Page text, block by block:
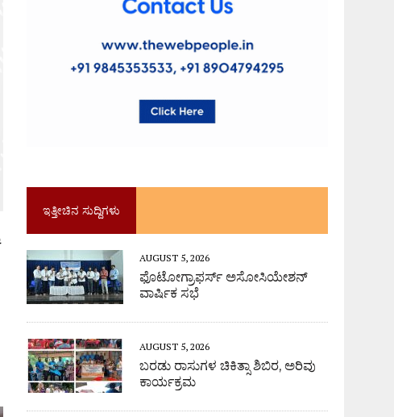
ಇತ್ತೀಚಿನ ಸುದ್ದಿಗಳು
AUGUST 5, 2026
ಫೊಟೋಗ್ರಾಫರ್ಸ್ ಅಸೋಸಿಯೇಶನ್
ವಾರ್ಷಿಕ ಸಭೆ
AUGUST 5, 2026
ಬರಡು ರಾಸುಗಳ ಚಿಕಿತ್ಸಾ ಶಿಬಿರ, ಅರಿವು
ಕಾರ್ಯಕ್ರಮ